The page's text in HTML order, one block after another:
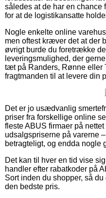
således at de har en chance
for at de logistikansatte
Nogle enkelte online
men oftest kræver det at der
øvrigt burde du foretrække
leveringsmulighed, der
tæt på Randers, Rønne eller
fragtmanden til at levere din
Det er jo usædvanlig
priser fra forskellige online
fleste ABUS firmaer på
udsalgspriserne på varerne
betragteligt, og endda nogle
Det kan til hver en tid vise
handler efter rabatkoder på
Sort inden du shopper, så
den bedste pris.